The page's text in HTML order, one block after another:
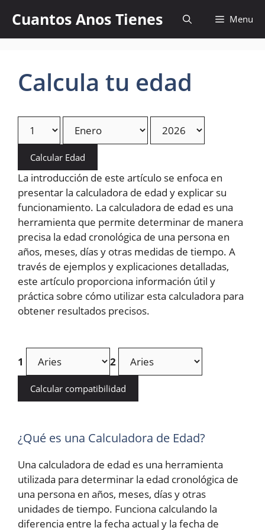
content
Cuantos Anos Tienes Menu
Calcula tu edad
Calcular Edad
La introducción de este artículo se enfoca en
presentar la calculadora de edad y explicar su
funcionamiento. La calculadora de edad es una
herramienta que permite determinar de manera
precisa la edad cronológica de una persona en
años, meses, días y otras medidas de tiempo. A
través de ejemplos y explicaciones detalladas,
este artículo proporciona información útil y
práctica sobre cómo utilizar esta calculadora para
obtener resultados precisos.
1 2
Calcular compatibilidad
¿Qué es una Calculadora de Edad?
Una calculadora de edad es una herramienta
utilizada para determinar la edad cronológica de
una persona en años, meses, días y otras
unidades de tiempo. Funciona calculando la
diferencia entre la fecha actual y la fecha de